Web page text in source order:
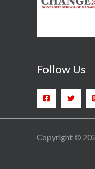
Follow Us
Copyright ©